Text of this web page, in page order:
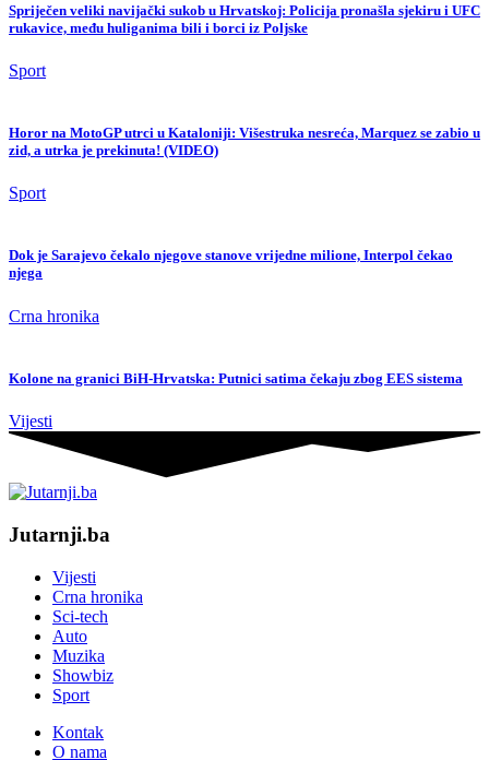
Spriječen veliki navijački sukob u Hrvatskoj: Policija pronašla sjekiru i UFC
rukavice, među huliganima bili i borci iz Poljske
Sport
Horor na MotoGP utrci u Kataloniji: Višestruka nesreća, Marquez se zabio u
zid, a utrka je prekinuta! (VIDEO)
Sport
Dok je Sarajevo čekalo njegove stanove vrijedne milione, Interpol čekao
njega
Crna hronika
Kolone na granici BiH-Hrvatska: Putnici satima čekaju zbog EES sistema
Vijesti
Jutarnji.ba
Vijesti
Crna hronika
Sci-tech
Auto
Muzika
Showbiz
Sport
Kontak
O nama